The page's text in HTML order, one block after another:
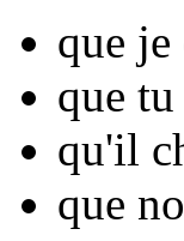
que je
que tu
qu'il
que